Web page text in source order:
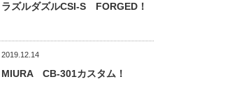
ラズルダズルCSI-S FORGED！
2019.12.14
MIURA CB-301カスタム！